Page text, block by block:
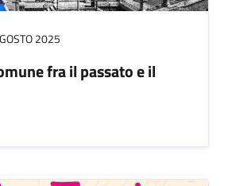
2025
fra il passato e il